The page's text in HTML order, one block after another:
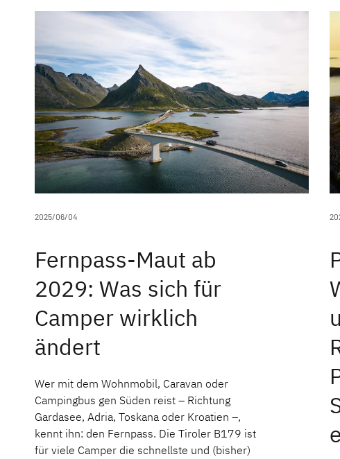
Dethleffs Versprechen
Reiselust
Unternehmen
Händlersuche
Fahrzeugbörse
Nachhaltigkeit
Tipps & Tricks
Fahrzeuge
How to Videos
2025/06/04
Fernpass-Maut ab
2029: Was sich für
Camper wirklich
ändert
Wer mit dem Wohnmobil, Caravan oder
Campingbus gen Süden reist – Richtung
Gardasee, Adria, Toskana oder Kroatien –,
kennt ihn: den Fernpass. Die Tiroler B179 ist
für viele Camper die schnellste und (bisher)